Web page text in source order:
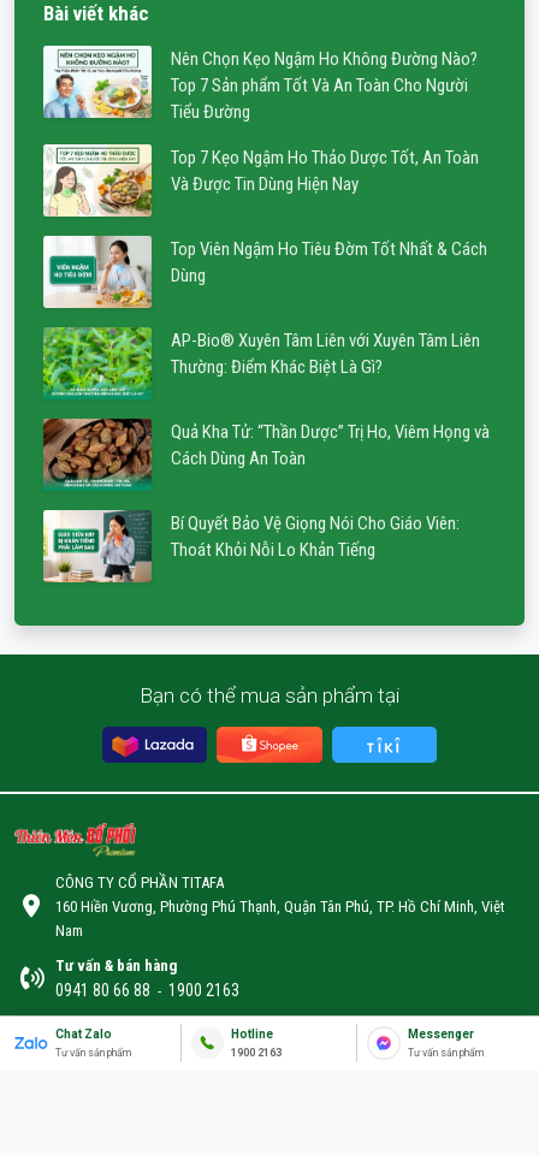
Bài viết khác
Nên Chọn Kẹo Ngậm Ho Không Đường Nào?
Top 7 Sản phẩm Tốt Và An Toàn Cho Người
Tiểu Đường
Top 7 Kẹo Ngậm Ho Thảo Dược Tốt, An Toàn
Và Được Tin Dùng Hiện Nay
Top Viên Ngậm Ho Tiêu Đờm Tốt Nhất & Cách
Dùng
AP-Bio® Xuyên Tâm Liên với Xuyên Tâm Liên
Thường: Điểm Khác Biệt Là Gì?
Quả Kha Tử: “Thần Dược” Trị Ho, Viêm Họng và
Cách Dùng An Toàn
Bí Quyết Bảo Vệ Giọng Nói Cho Giáo Viên:
Thoát Khỏi Nỗi Lo Khản Tiếng
Bạn có thể mua sản phẩm tại
CÔNG TY CỔ PHẦN TITAFA
160 Hiền Vương, Phường Phú Thạnh, Quận Tân Phú, TP. Hồ Chí Minh, Việt
Nam
Tư vấn & bán hàng
0941 80 66 88 - 1900 2163
Email
info@titafa.com
Chat Zalo
Tư vấn sản phẩm
Hotline
1900 2163
Messenger
Tư vấn sản phẩm